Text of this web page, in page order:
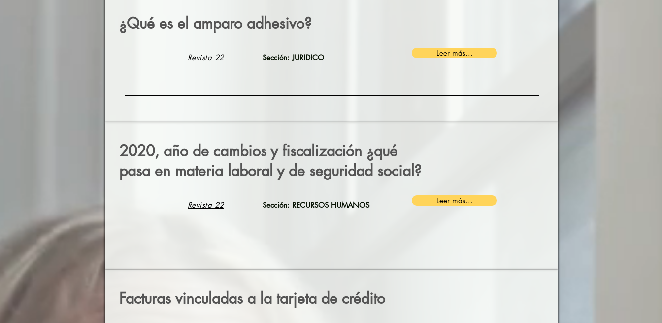
¿Qué es el amparo adhesivo?
Revista 22 Sección: JURIDICO Leer más...
2020, año de cambios y fiscalización ¿qué
pasa en materia laboral y de seguridad social?
Revista 22 Sección: RECURSOS HUMANOS Leer más...
Facturas vinculadas a la tarjeta de crédito